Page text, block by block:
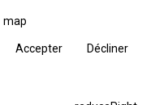
map
Accepter Décliner